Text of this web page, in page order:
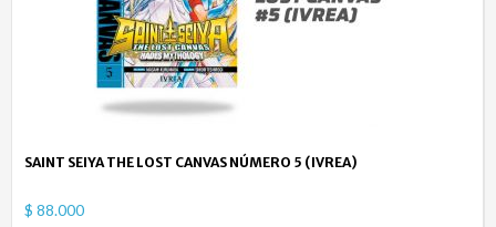
SAINT SEIYA THE LOST CANVAS NÚMERO 5 (IVREA)
$ 88.000